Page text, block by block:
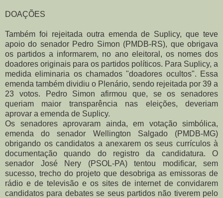
DOAÇÕES
Também foi rejeitada outra emenda de Suplicy, que teve
apoio do senador Pedro Simon (PMDB-RS), que obrigava
os partidos a informarem, no ano eleitoral, os nomes dos
doadores originais para os partidos políticos. Para Suplicy, a
medida eliminaria os chamados "doadores ocultos". Essa
emenda também dividiu o Plenário, sendo rejeitada por 39 a
23 votos. Pedro Simon afirmou que, se os senadores
queriam maior transparência nas eleições, deveriam
aprovar a emenda de Suplicy.
Os senadores aprovaram ainda, em votação simbólica,
emenda do senador Wellington Salgado (PMDB-MG)
obrigando os candidatos a anexarem os seus currículos à
documentação quando do registro da candidatura. O
senador José Nery (PSOL-PA) tentou modificar, sem
sucesso, trecho do projeto que desobriga as emissoras de
rádio e de televisão e os sites de internet de convidarem
candidatos para debates se seus partidos não tiverem pelo